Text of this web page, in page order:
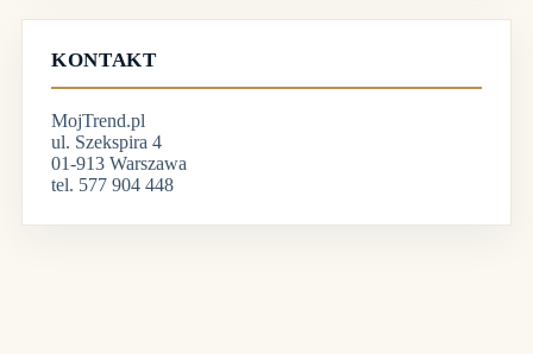
KONTAKT
MojTrend.pl
ul. Szekspira 4
01-913 Warszawa
tel. 577 904 448